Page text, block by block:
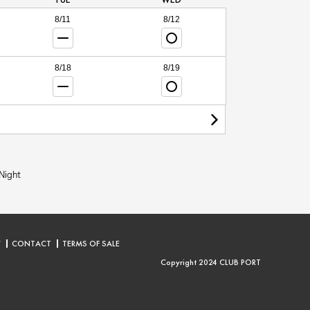
8/11 8/12
8/18 8/19
CONTACT
TERMS OF SALE
Copyright 2024 CLUB PORT